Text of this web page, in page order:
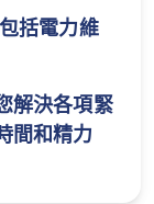
括電力維
解決各項緊
間和精力